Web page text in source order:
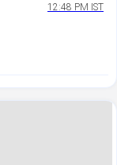
12:48 PM IST